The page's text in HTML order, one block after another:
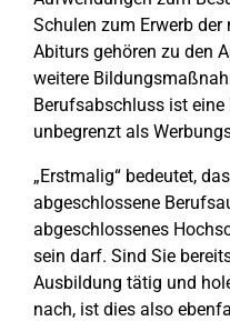
Schulen zum Erwerb
Abiturs gehören zu den
weitere
Berufsabschluss ist
unbegrenzt als
„Erstmalig“ bedeutet,
abgeschlossene
abgeschlossenes
sein darf. Sind Sie
Ausbildung tätig und
nach, ist dies also